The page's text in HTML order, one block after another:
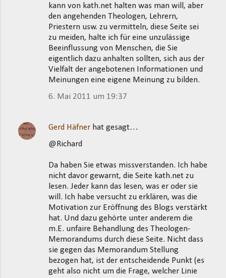
kann von kath.net halten was man will, aber
den angehenden Theologen, Lehrern,
Priestern usw. zu vermitteln, diese Seite sei
zu meiden, halte ich für eine unzulässige
Beeinflussung von Menschen, die Sie
eigentlich dazu anhalten sollten, sich aus der
Vielfalt der angebotenen Informationen und
Meinungen eine eigene Meinung zu bilden.
6. Mai 2011 um 19:37
Gerd Häfner hat gesagt…
@Richard
Da haben Sie etwas missverstanden. Ich habe
nicht davor gewarnt, die Seite kath.net zu
lesen. Jeder kann das lesen, was er oder sie
will. Ich habe versucht zu erklären, was die
Motivation zur Eröffnung des Blogs verstärkt
hat. Und dazu gehörte unter anderem die
m.E. unfaire Behandlung des Theologen-
Memorandums durch diese Seite. Nicht dass
sie gegen das Memorandum Stellung
bezogen hat, ist der entscheidende Punkt (es
geht also nicht um die Frage, welcher Linie